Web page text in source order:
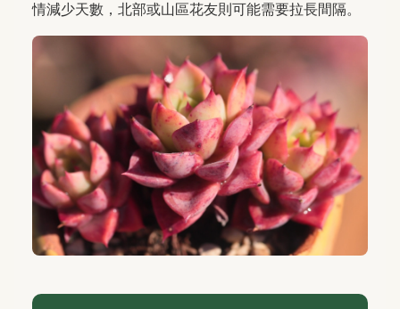
情減少天數，北部或山區花友則可能需要拉長間隔。